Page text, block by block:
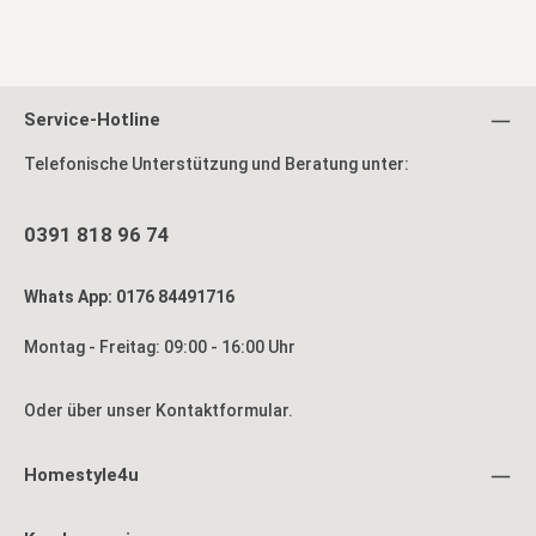
Service-Hotline
Telefonische Unterstützung und Beratung unter:
0391 818 96 74
Whats App: 0176 84491716
Montag - Freitag: 09:00 - 16:00 Uhr
Oder über unser Kontaktformular.
Homestyle4u